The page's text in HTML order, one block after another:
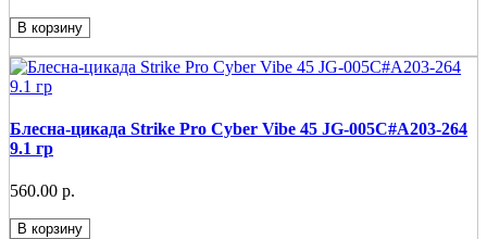
В корзину
Блесна-цикада Strike Pro Cyber Vibe 45 JG-005C#A203-264
9.1 гр
560.00 р.
В корзину